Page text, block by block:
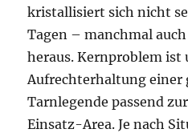
kristallisiert sich nicht
Tagen – manchmal
heraus. Kernproblem ist
Aufrechterhaltung einer
Tarnlegende passend
Einsatz-Area. Je nach